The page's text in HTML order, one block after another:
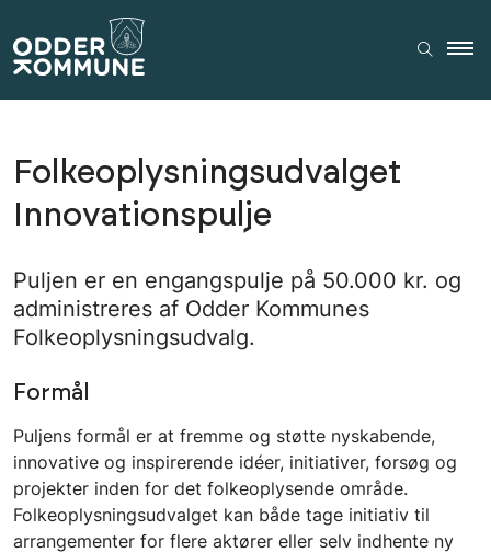
Folkeoplysningsudvalget
Innovationspulje
Puljen er en engangspulje på 50.000 kr. og
administreres af Odder Kommunes
Folkeoplysningsudvalg.
Formål
Puljens formål er at fremme og støtte nyskabende,
innovative og inspirerende idéer, initiativer, forsøg og
projekter inden for det folkeoplysende område.
Folkeoplysningsudvalget kan både tage initiativ til
arrangementer for flere aktører eller selv indhente ny